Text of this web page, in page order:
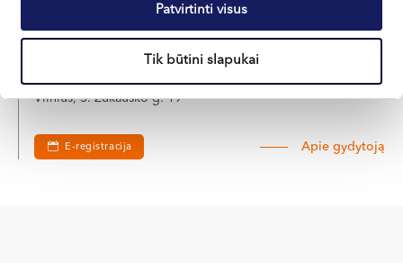
Patvirtinti visus
Tik būtini slapukai
JANKAUSKAS
Vilnius, S. Žukausko g. 19
E-registracija Apie gydytoją